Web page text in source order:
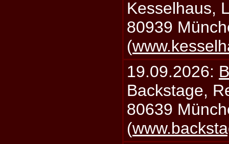
Kesselhaus,
80939
(
19.09.2026:
Backstage,
80639
(